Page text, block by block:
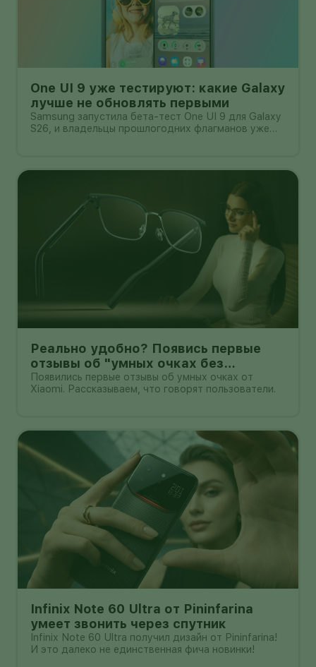
One UI 9 уже тестируют: какие Galaxy
лучше не обновлять первыми
Samsung запустила бета-тест One UI 9 для Galaxy
S26, и владельцы прошлогодних флагманов уже
Реально удобно? Появись первые
отзывы об "умных очках без
дисплея" от Xioami
Появились первые отзывы об умных очках от
Xiaomi. Рассказываем, что говорят пользователи.
Infinix Note 60 Ultra от Pininfarina
умеет звонить через спутник
Infinix Note 60 Ultra получил дизайн от Pininfarina!
И это далеко не единственная фича новинки!